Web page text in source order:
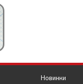
Новинки